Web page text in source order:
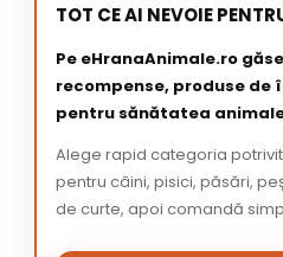
TOT CE AI NEVOIE
Pe eHranaAnimale.ro
recompense, produse de
pentru sănătatea
Alege rapid categoria
pentru câini, pisici, păsări,
de curte, apoi comandă